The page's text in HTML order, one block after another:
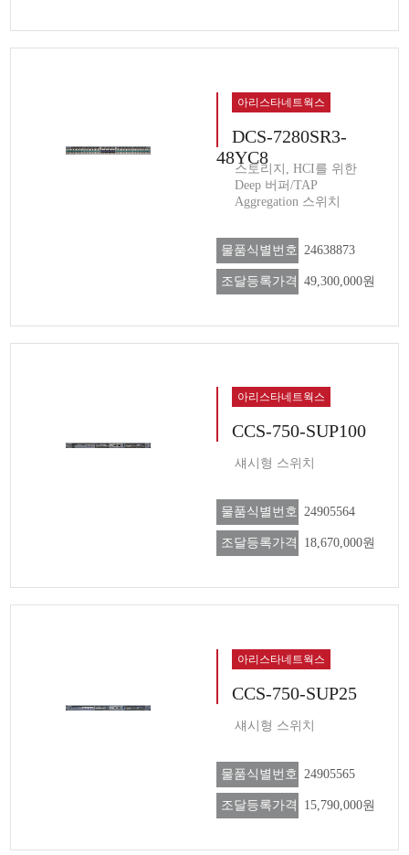
아리스타네트웍스
DCS-7280SR3-
48YC8
스토리지, HCI를 위한
Deep 버퍼/TAP
Aggregation 스위치
물품식별번호 24638873
조달등록가격 49,300,000원
아리스타네트웍스
CCS-750-SUP100
섀시형 스위치
물품식별번호 24905564
조달등록가격 18,670,000원
아리스타네트웍스
CCS-750-SUP25
섀시형 스위치
물품식별번호 24905565
조달등록가격 15,790,000원